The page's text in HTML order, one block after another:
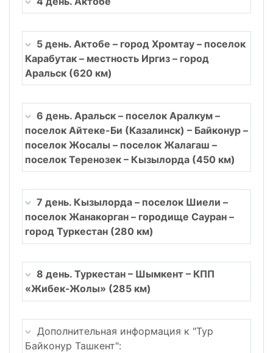
5 день. Актобе – город Хромтау – поселок
Карабутак – местность Иргиз – город
Аральск (620 км)
6 день. Аральск – поселок Аралкум –
поселок Айтеке-Би (Казалинск) – Байконур –
поселок Жосалы – поселок Жалагаш –
поселок Теренозек – Кызылорда (450 км)
7 день. Кызылорда – поселок Шиели –
поселок Жанакорган – городище Сауран –
город Туркестан (280 км)
8 день. Туркестан – Шымкент – КПП
«Жибек-Жолы» (285 км)
Дополнительная информация к "Тур
Байконур Ташкент":